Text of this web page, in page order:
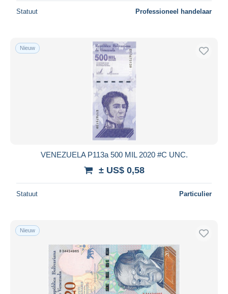
Statuut Professioneel handelaar
Nieuw
VENEZUELA P113a 500 MIL 2020 #C UNC.
± US$ 0,58
Statuut Particulier
Nieuw